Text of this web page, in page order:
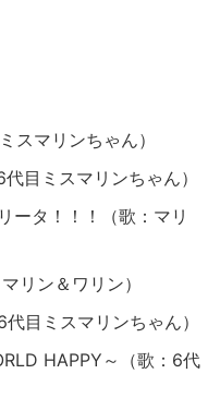
スマリンちゃん）
目ミスマリンちゃん）
ータ！！！（歌：マリ
リン＆ワリン）
目ミスマリンちゃん）
HAPPY～（歌：6代